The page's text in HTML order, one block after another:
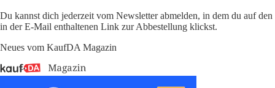
Du kannst dich jederzeit vom Newsletter abmelden, in dem du auf den
in der E-Mail enthaltenen Link zur Abbestellung klickst.
Neues vom KaufDA Magazin